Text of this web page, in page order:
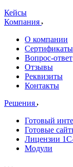
Кейсы
Компания
О компании
Сертификаты
Вопрос-ответ
Отзывы
Реквизиты
Контакты
Решения
Готовый
Готовые
Лицензии
Модули